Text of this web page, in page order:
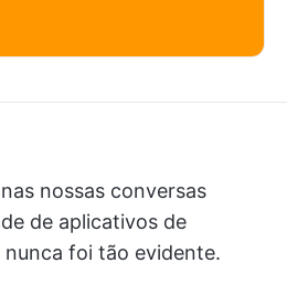
nossas conversas
de aplicativos de
nunca foi tão evidente.